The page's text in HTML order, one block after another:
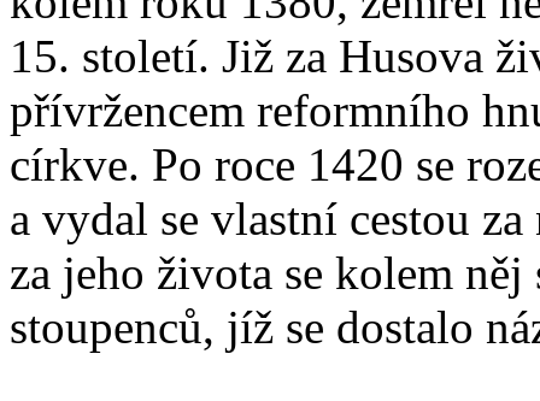
15. století. Již za Husova
přívržencem reformního
církve. Po roce 1420 se
a vydal se vlastní cestou
za jeho života se kolem
stoupenců, jíž se dostalo